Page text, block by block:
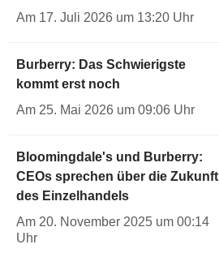
Am 17. Juli 2026 um 13:20 Uhr
Burberry: Das Schwierigste
kommt erst noch
Am 25. Mai 2026 um 09:06 Uhr
Bloomingdale's und Burberry:
CEOs sprechen über die Zukunft
des Einzelhandels
Am 20. November 2025 um 00:14
Uhr